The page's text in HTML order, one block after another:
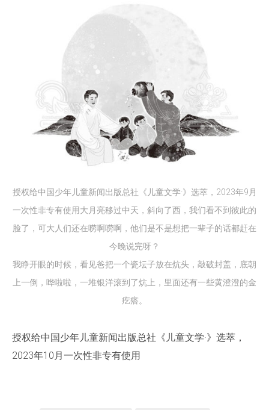
授权给中国少年儿童新闻出版总社《儿童文学·》选萃，2023年9月
一次性非专有使用大月亮移过中天，斜向了西，我们看不到彼此的
脸了，可大人们还在唠啊唠啊，他们是不是想把一辈子的话都赶在
今晚说完呀？
我睁开眼的时候，看见爸把一个瓷坛子放在炕头，敲破封盖，底朝
上一倒，哗啦啦，一堆银洋滚到了炕上，里面还有一些黄澄澄的金
疙瘩。
授权给中国少年儿童新闻出版总社《儿童文学·》选萃，
2023年10月一次性非专有使用